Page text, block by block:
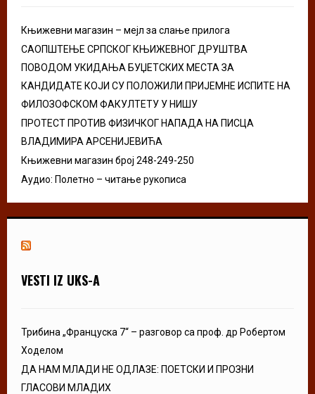
Књижевни магазин – мејл за слање прилога
САОПШТЕЊЕ СРПСКОГ КЊИЖЕВНОГ ДРУШТВА
ПОВОДОМ УКИДАЊА БУЏЕТСКИХ МЕСТА ЗА
КАНДИДАТЕ КОЈИ СУ ПОЛОЖИЛИ ПРИЈЕМНЕ ИСПИТЕ НА
ФИЛОЗОФСКОМ ФАКУЛТЕТУ У НИШУ
ПРОТЕСТ ПРОТИВ ФИЗИЧКОГ НАПАДА НА ПИСЦА
ВЛАДИМИРА АРСЕНИЈЕВИЋА
Књижевни магазин број 248-249-250
Аудио: Полетно – читање рукописа
VESTI IZ UKS-A
Трибина „Француска 7“ – разговор са проф. др Робертом
Ходелом
ДА НАМ МЛАДИ НЕ ОДЛАЗЕ: ПОЕТСКИ И ПРОЗНИ
ГЛАСОВИ МЛАДИХ